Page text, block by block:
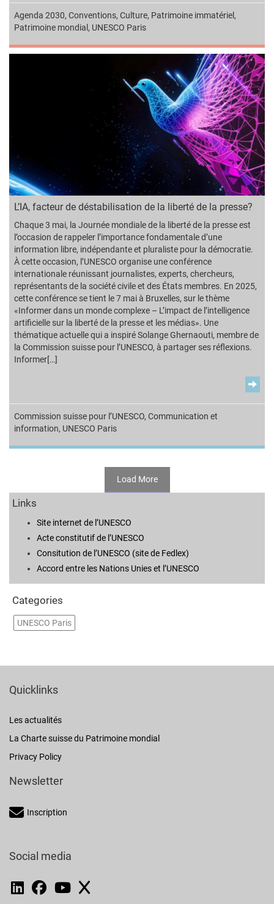
Agenda 2030, Conventions, Culture, Patrimoine immatériel ,
Patrimoine mondial , UNESCO Paris
L’IA, facteur de déstabilisation de la liberté de la presse?
Chaque 3 mai, la Journée mondiale de la liberté de la presse est
l’occasion de rappeler l’importance fondamentale d’une
information libre, indépendante et pluraliste pour la démocratie.
À cette occasion, l’UNESCO organise une conférence
internationale réunissant journalistes, experts, chercheurs,
représentants de la société civile et des États membres. En 2025,
cette conférence se tient le 7 mai à Bruxelles, sur le thème
«Informer dans un monde complexe – L’impact de l’intelligence
artificielle sur la liberté de la presse et les médias». Une
thématique actuelle qui a inspiré Solange Ghernaouti, membre de
la Commission suisse pour l’UNESCO, à partager ses réflexions.
Informer[…]
Commission suisse pour l’UNESCO, Communication et
information, UNESCO Paris
Load More
Links
Site internet de l’UNESCO
Acte constitutif de l’UNESCO
Consitution de l’UNESCO (site de Fedlex)
Accord entre les Nations Unies et l’UNESCO
Categories
UNESCO Paris
Quicklinks
Les actualités
La Charte suisse du Patrimoine mondial
Privacy Policy
Newsletter
Inscription
Social media